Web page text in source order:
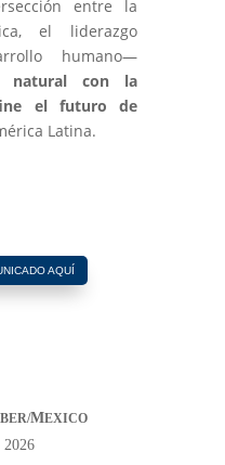
entre la
el liderazgo
humano—
natural con la
el futuro de
Latina.
AQUÍ
MEXICO